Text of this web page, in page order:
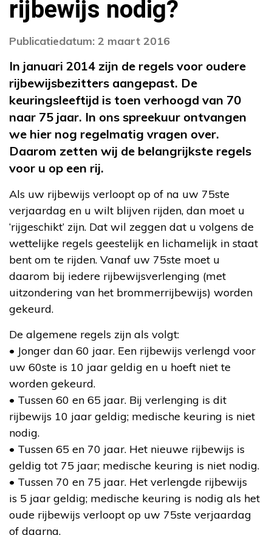
rijbewijs nodig?
Publicatiedatum: 2 maart 2016
In januari 2014 zijn de regels voor oudere
rijbewijsbezitters aangepast. De
keuringsleeftijd is toen verhoogd van 70
naar 75 jaar. In ons spreekuur ontvangen
we hier nog regelmatig vragen over.
Daarom zetten wij de belangrijkste regels
voor u op een rij.
Als uw rijbewijs verloopt op of na uw 75ste
verjaardag en u wilt blijven rijden, dan moet u
‘rijgeschikt’ zijn. Dat wil zeggen dat u volgens de
wettelijke regels geestelijk en lichamelijk in staat
bent om te rijden. Vanaf uw 75ste moet u
daarom bij iedere rijbewijsverlenging (met
uitzondering van het brommerrijbewijs) worden
gekeurd.
De algemene regels zijn als volgt:
• Jonger dan 60 jaar. Een rijbewijs verlengd voor
uw 60ste is 10 jaar geldig en u hoeft niet te
worden gekeurd.
• Tussen 60 en 65 jaar. Bij verlenging is dit
rijbewijs 10 jaar geldig; medische keuring is niet
nodig.
• Tussen 65 en 70 jaar. Het nieuwe rijbewijs is
geldig tot 75 jaar; medische keuring is niet nodig.
• Tussen 70 en 75 jaar. Het verlengde rijbewijs
is 5 jaar geldig; medische keuring is nodig als het
oude rijbewijs verloopt op uw 75ste verjaardag
of daarna.